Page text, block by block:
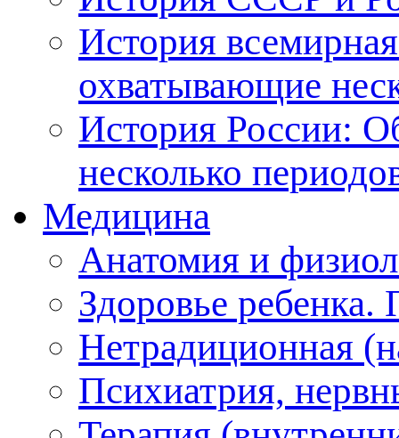
История
охватывающие
История России:
несколько
Медицина
Анатомия и
Здоровье ребенка.
Нетрадиционная
Психиатрия,